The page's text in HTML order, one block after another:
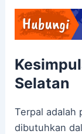
Selatan
Terpal adalah
dibutuhkan